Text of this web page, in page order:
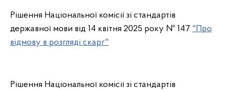
Рішення Національної комісії зі стандартів
державної мови від 14 квітня 2025 року № 147 "Про
відмову в розгляді скарг"
Рішення Національної комісії зі стандартів